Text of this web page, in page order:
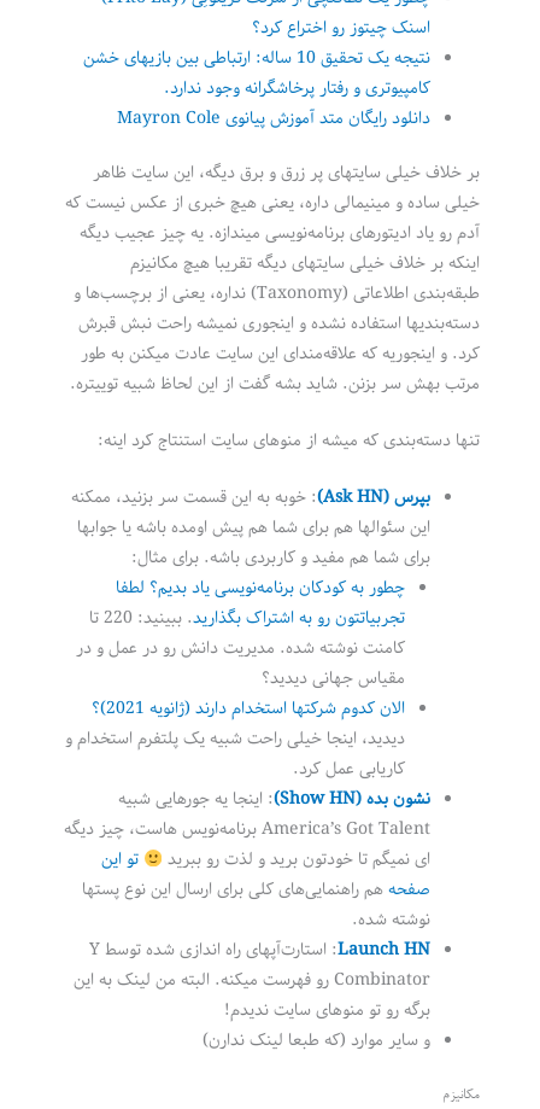
اسنک چیتوز رو اختراع کرد؟
نتیجه یک تحقیق 10 ساله: ارتباطی بین بازیهای خشن
کامپیوتری و رفتار پرخاشگرانه وجود ندارد.
دانلود رایگان متد آموزش پیانوی Mayron Cole
بر خلاف خیلی سایتهای پر زرق و برق دیگه، این سایت ظاهر
خیلی ساده‌ و مینیمالی داره، یعنی هیچ خبری از عکس نیست که
آدم رو یاد ادیتورهای برنامه‌نویسی میندازه. یه چیز عجیب دیگه
اینکه بر خلاف خیلی سایتهای دیگه تقریبا هیچ مکانیزم
طبقه‌بندی اطلاعاتی (Taxonomy) نداره، یعنی از برچسب‌ها و
دسته‌بندیها استفاده نشده و اینجوری نمیشه راحت نبش قبرش
کرد. و اینجوریه که علاقه‌مندای این سایت عادت میکنن به طور
مرتب بهش سر بزنن. شاید بشه گفت از این لحاظ شبیه توییتره.
تنها دسته‌بندی که میشه از منوهای سایت استنتاج کرد اینه:
بپرس (Ask HN)
: خوبه به این قسمت سر بزنید، ممکنه
این سئوالها هم برای شما هم پیش اومده باشه یا جوابها
برای شما هم مفید و کاربردی باشه. برای مثال:
چطور به کودکان برنامه‌نویسی یاد بدیم؟ لطفا
تجربیاتتون رو به اشتراک بگذارید
. ببینید: 220 تا
کامنت نوشته شده. مدیریت دانش رو در عمل و در
مقیاس جهانی دیدید؟
الان کدوم شرکتها استخدام دارند (ژانویه 2021)؟
دیدید، اینجا خیلی راحت شبیه یک پلتفرم استخدام و
کاریابی عمل کرد.
نشون بده (Show HN)
: اینجا یه جورهایی شبیه
America’s Got Talent برنامه‌نویس هاست، چیز دیگه
ای نمیگم تا خودتون برید و لذت رو ببرید
تو این
صفحه هم راهنمایی‌های کلی برای ارسال این نوع پستها
نوشته شده.
Launch HN
: استارت‌آپهای راه اندازی شده توسط Y
Combinator رو فهرست میکنه. البته من لینک به این
برگه رو تو منوهای سایت ندیدم!
و سایر موارد (که طبعا لینک ندارن)
مکانیزم